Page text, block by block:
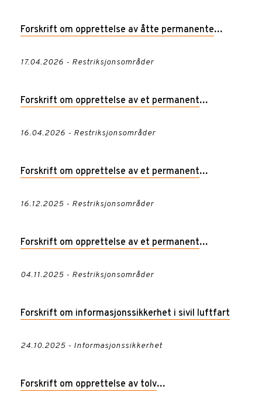
Forskrift om opprettelse av åtte permanente
17.04.2026 - Restriksjonsområder
Forskrift om opprettelse av et permanent
16.04.2026 - Restriksjonsområder
Forskrift om opprettelse av et permanent
16.12.2025 - Restriksjonsområder
Forskrift om opprettelse av et permanent
04.11.2025 - Restriksjonsområder
Forskrift om informasjonssikkerhet i sivil luftfart
24.10.2025 - Informasjonssikkerhet
Forskrift om opprettelse av tolv